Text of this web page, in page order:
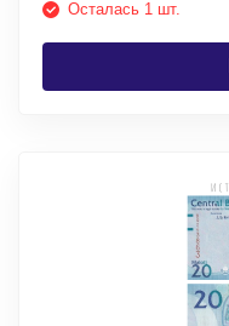
Осталась 1 шт.